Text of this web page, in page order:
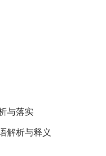
与落实
解析与释义